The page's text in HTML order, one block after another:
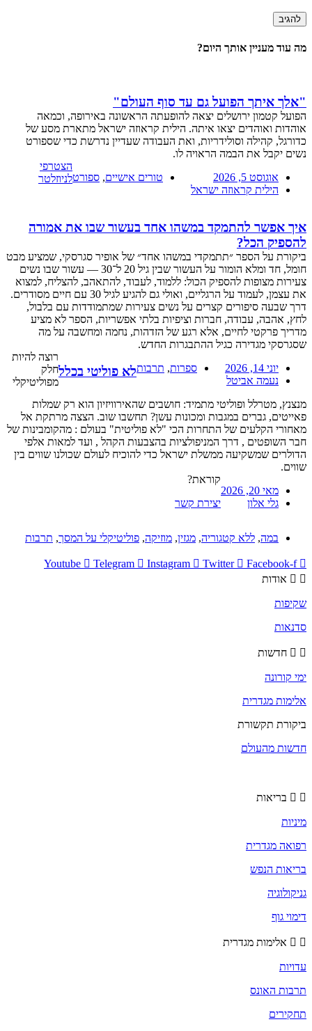
מה עוד מעניין אותך היום?
"אלך איתך הפועל גם עד סוף העולם"
הפועל קטמון ירושלים יצאה להופעתה הראשונה באירופה, וכמאה
אוהדות ואוהדים יצאו איתה. הילית קראוזה ישראל מתארת מסע של
כדורגל, קהילה וסולידריות, ואת העבודה שעדיין נדרשת כדי שספורט
נשים יקבל את הבמה הראויה לו.
אוגוסט 5, 2026
הילית קראוזה ישראל
טורים אישיים, ספורט
איך אפשר להתמקד במשהו אחד בעשור שבו את אמורה
להספיק הכל?
ביקורת על הספר ״תתמקדי במשהו אחד״ של אופיר סגרסקי, שמציע מבט
חומל, חד ומלא הומור על העשור שבין גיל 20 ל־30 — עשור שבו נשים
צעירות מצופות להספיק הכול: ללמוד, לעבוד, להתאהב, להצליח, למצוא
את עצמן, לעמוד על הרגליים, ואולי גם להגיע לגיל 30 עם חיים מסודרים.
דרך שבעה סיפורים קצרים על נשים צעירות שמתמודדות עם בלבול,
לחץ, אהבה, עבודה, חברות וציפיות בלתי אפשריות, הספר לא מציע
מדריך פרקטי לחיים, אלא רגע של הזדהות, נחמה ומחשבה על מה
שסגרסקי מגדירה כגיל ההתבגרות החדש.
יוני 14, 2026
נעמה אביטל
ספרות, תרבותלא פוליטי בכלל
מנצנץ, מטרלל ופוליטי מתמיד: חושבים שהאירוויזיון הוא רק שמלות
פאייטים, גברים במגבות ומכונות עשן? תחשבו שוב. הצצה מרתקת אל
מאחורי הקלעים של התחרות הכי "לא פוליטית" בעולם : מהקומבינות של
חבר השופטים , דרך המניפולציות בהצבעות הקהל , ועד למאות אלפי
הדולרים שמשקיעה ממשלת ישראל כדי להוכיח לעולם שכולנו שווים בין
שווים.
מאי 20, 2026
גלי אלון
במה, ללא קטגוריה, מגזין, מוזיקה, פוליטיקלי על המסך, תרבות
הצטרפי
לניוזלטר
רוצה להיות
חלק
מפוליטיקלי
קוראת?
יצירת קשר
Youtube Telegram Instagram Twitter
Facebook-f
אודות
שקיפות
סדנאות
חדשות
ימי קורונה
אלימות מגדרית
ביקורת תקשורת
חדשות מהעולם
בריאות
מיניות
רפואה מגדרית
בריאות הנפש
גניקולוגיה
דימוי גוף
אלימות מגדרית
עדויות
תרבות האונס
תחקירים